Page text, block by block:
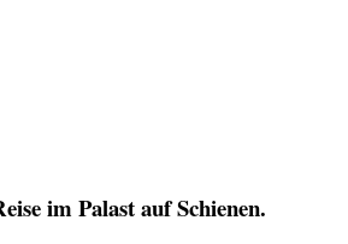
im Palast auf Schienen.